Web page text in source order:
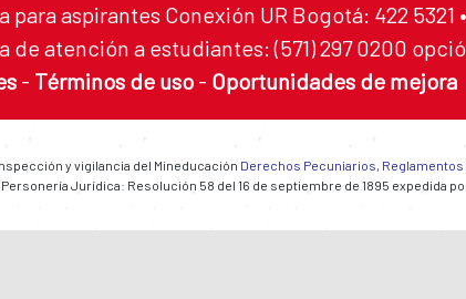
para aspirantes Conexión UR Bogotá: 422 5321
de atención a estudiantes: (571) 297 0200
- Términos de uso - Oportunidades de mejora
y vigilancia del Mineducación Derechos Pecuniarios,
Personería Jurídica: Resolución 58 del 16 de septiembre de 1895 expedida